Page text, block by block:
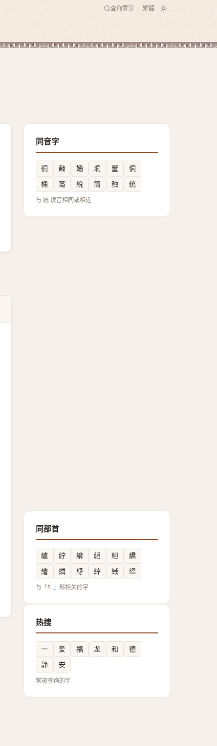
查询索引 繁體
同音字
㣚 㪌 㛚 垌 䆹
侗
桶
筩 綂 筒 䂈 统
与 統 读音相同或相近
同部首
纑 紵 䋳 縚 䋎
繑
繪
繗 䋒 縡 緎 縕
与「糹」部相关的字
热搜
一 爱 福 龙 和
德
静
安
常被查询的字